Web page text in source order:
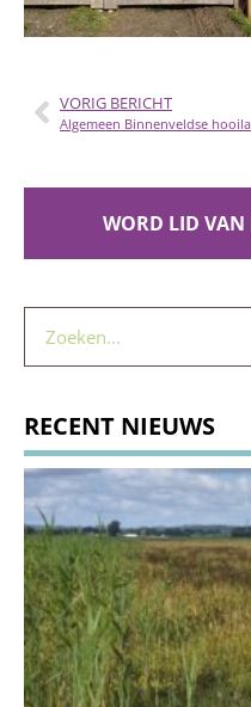
VORIG BERICHT
WORD LID
RECENT NIEUWS